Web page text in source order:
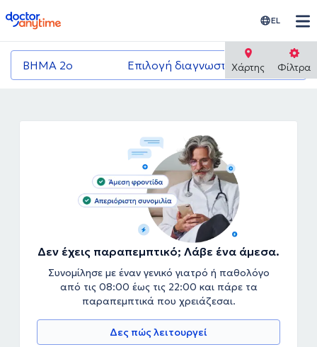
doctoranytime EL
ΒΗΜΑ 2ο Επιλογή διαγνωστικού κέντρου
Χάρτης Φίλτρα
Δεν έχεις παραπεμπτικό; Λάβε ένα άμεσα.
Συνομίλησε με έναν γενικό γιατρό ή παθολόγο
από τις 08:00 έως τις 22:00 και πάρε τα
παραπεμπτικά που χρειάζεσαι.
Δες πώς λειτουργεί